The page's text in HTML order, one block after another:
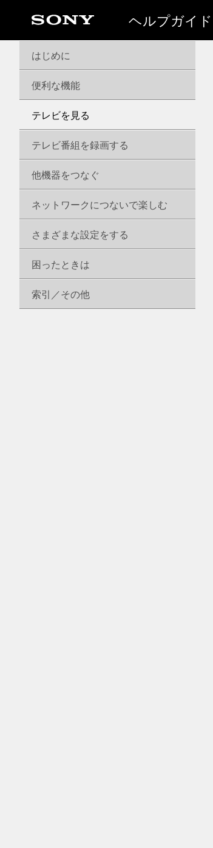
ヘルプガイド
はじめに
便利な機能
テレビを見る
テレビ番組を録画する
他機器をつなぐ
ネットワークにつないで楽しむ
さまざまな設定をする
困ったときは
索引／その他